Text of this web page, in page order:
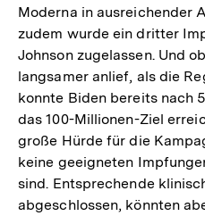
Moderna in ausreichender
zudem wurde ein dritter
Johnson zugelassen. Und
langsamer anlief, als die
konnte Biden bereits nach
das 100-Millionen-Ziel
große Hürde für die
keine geeigneten
sind. Entsprechende
abgeschlossen, könnten